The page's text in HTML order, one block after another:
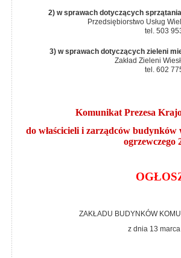
2) w sprawach dotyczących
Przedsiębiorstwo Usług
tel. 503
3) w sprawach dotyczących zieleni
Zakład Zieleni
tel. 602
Komunikat Prezesa
do właścicieli i zarządców budynków
ogrzewczego
ZAKŁADU BUDYNKÓW
z dnia 13